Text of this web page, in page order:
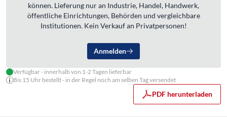
können. Lieferung nur an Industrie, Handel, Handwerk,
öffentliche Einrichtungen, Behörden und vergleichbare
Institutionen. Kein Verkauf an Privatpersonen!
Anmelden
Verfügbar - innerhalb von 1-2 Tagen lieferbar
Bis 15 Uhr bestellt - in der Regel noch am selben Tag versendet
PDF herunterladen